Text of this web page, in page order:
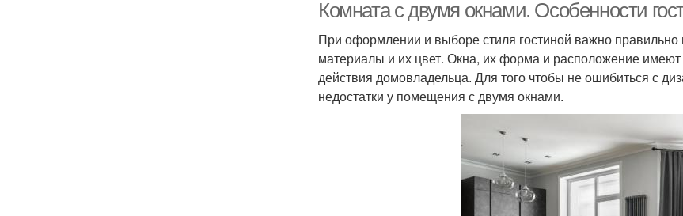
Комната с двумя окнами. Особенности
При оформлении и выборе стиля гостиной важно
материалы и их цвет. Окна, их форма и расположение
действия домовладельца. Для того чтобы не ошибиться с
недостатки у помещения с двумя окнами.